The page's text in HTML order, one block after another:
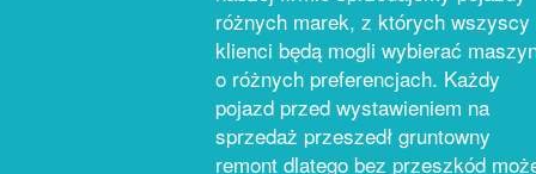
różnych marek, z których wszyscy
klienci będą mogli wybierać
o różnych preferencjach. Każdy
pojazd przed wystawieniem na
sprzedaż przeszedł gruntowny
remont dlatego bez przeszkód